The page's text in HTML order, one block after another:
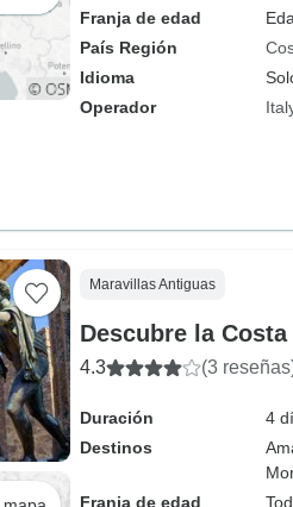
Franja de edad
País Región
Idioma
Operador
Maravillas Antiguas
Descubre la
4.3 (3
Duración
4
Destinos
Franja de edad